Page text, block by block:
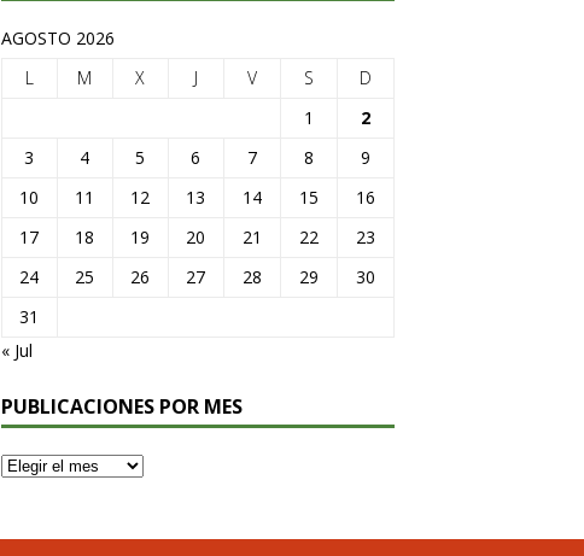
AGOSTO 2026
L
M X J V S
D
1
2
3
4 5 6 7 8
9
10
11 12 13 14 15
16
17
18 19 20 21 22
23
24
25 26 27 28 29
30
31
« Jul
PUBLICACIONES POR MES